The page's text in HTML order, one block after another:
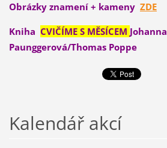
Obrázky znamení + kameny ZDE
Kniha CVIČÍME S MĚSÍCEM Johanna
Paunggerová/Thomas Poppe
Kalendář akcí